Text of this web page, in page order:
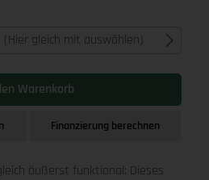
(Hier gleich mit auswählen)
Warenkorb
Finanzierung berechnen
äußerst funktional: Dieses